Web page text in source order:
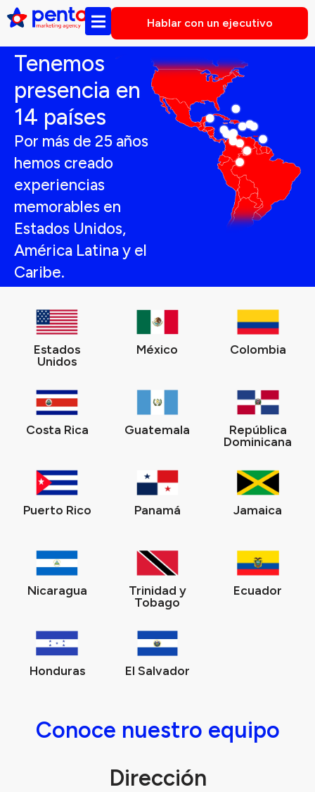
Hablar con un ejecutivo
Tenemos
presencia en
14 países
Por más de 25 años
hemos creado
experiencias
memorables en
Estados Unidos,
América Latina y el
Caribe.
Estados
Unidos
México Colombia
Costa Rica Guatemala
República
Dominicana
Puerto Rico Panamá Jamaica
Nicaragua
Trinidad y
Tobago
Ecuador
Honduras El Salvador
Conoce nuestro equipo
Dirección